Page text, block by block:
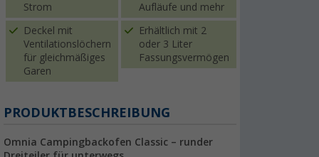
Strom
Aufläufe und mehr
Deckel mit
Ventilationslöchern
für gleichmäßiges
Garen
Erhältlich mit 2
oder 3 Liter
Fassungsvermögen
PRODUKTBESCHREIBUNG
Omnia Campingbackofen Classic – runder